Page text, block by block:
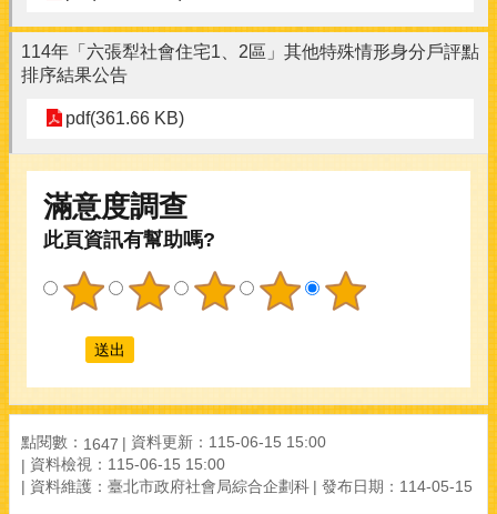
114年「六張犁社會住宅1、2區」其他特殊情形身分戶評點
排序結果公告
pdf(361.66 KB)
滿意度調查
此頁資訊有幫助嗎?
點閱數： 1647
資料更新：115-06-15 15:00
資料檢視：115-06-15 15:00
資料維護：臺北市政府社會局綜合企劃科
發布日期：114-05-15